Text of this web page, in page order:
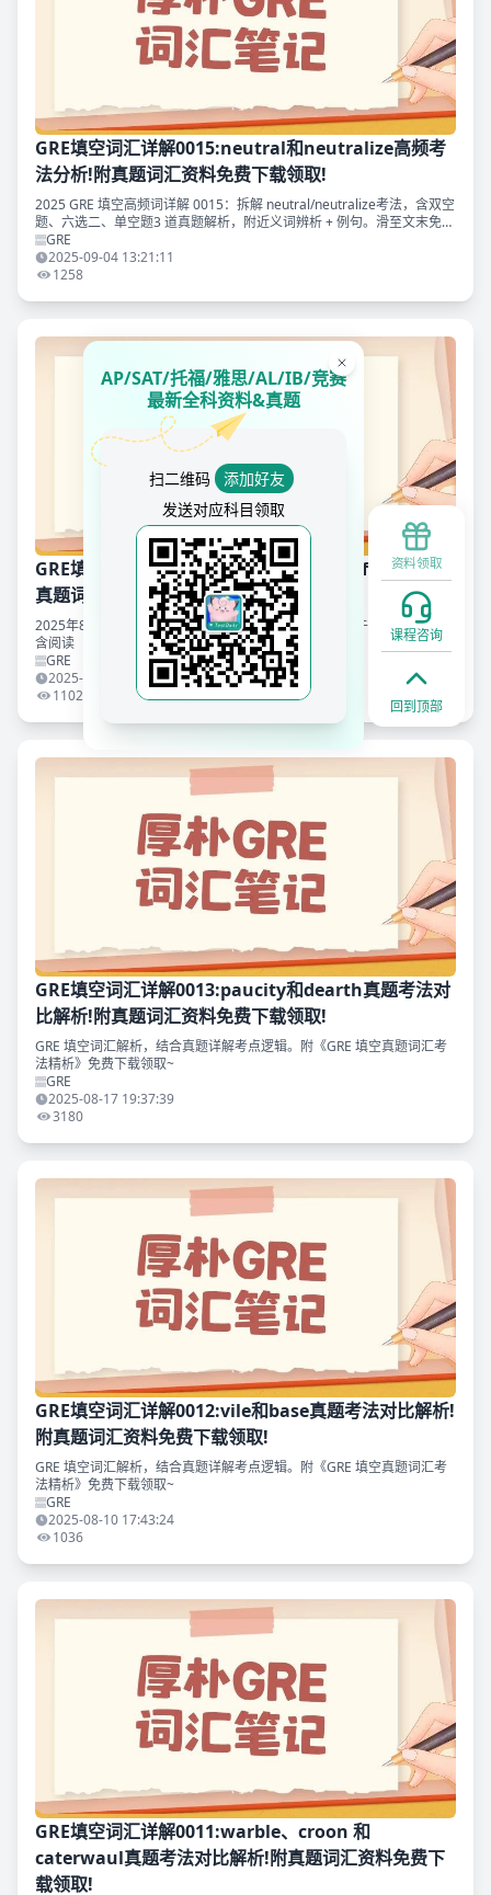
GRE填空词汇详解0015:neutral和neutralize高频考
法分析!附真题词汇资料免费下载领取!
2025 GRE 填空高频词详解 0015：拆解 neutral/neutralize考法，含双空
题、六选二、单空题3 道真题解析，附近义词辨析 + 例句。滑至文末免费
领《GRE 填空真题词汇考法精析》，助你高效记词提分！
GRE
2025-09-04 13:21:11
1258
GRE填空词汇详解0014:pervasive和proliferation!附
真题词汇资料免费下载领取!
2025年8月23日托福真题：原题超 80%，下午场重复上午场整套写作！
含阅读（埃及文字 / 极地恐龙）、听力（土星 / 鸟类辨向）、口语（成人
vs 孩子）真题，TD 命中口语 2 题 + 写作 3 题。滑至文末附真题备考资
料免费下载领取~
GRE
2025-08-25 16:39:39
1102
GRE填空词汇详解0013:paucity和dearth真题考法对
比解析!附真题词汇资料免费下载领取!
GRE 填空词汇解析，结合真题详解考点逻辑。附《GRE 填空真题词汇考
法精析》免费下载领取~
GRE
2025-08-17 19:37:39
3180
GRE填空词汇详解0012:vile和base真题考法对比解析!
附真题词汇资料免费下载领取!
GRE 填空词汇解析，结合真题详解考点逻辑。附《GRE 填空真题词汇考
法精析》免费下载领取~
GRE
2025-08-10 17:43:24
1036
GRE填空词汇详解0011:warble、croon 和
caterwaul真题考法对比解析!附真题词汇资料免费下
载领取!
资料领取
课程咨询
回到顶部
AP/SAT/托福/雅思/AL/IB/竞赛
最新全科资料&真题
扫二维码
添加好友
发送对应科目领取